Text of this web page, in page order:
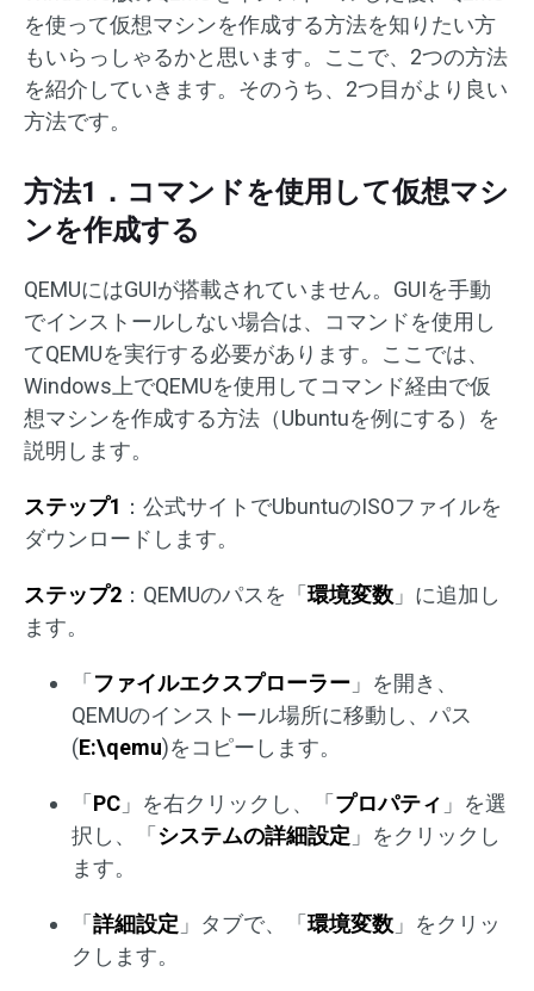
を使って仮想マシンを作成する方法を知りたい方
もいらっしゃるかと思います。ここで、2つの方法
を紹介していきます。そのうち、2つ目がより良い
方法です。
方法1．コマンドを使用して仮想マシ
ンを作成する
QEMUにはGUIが搭載されていません。GUIを手動
でインストールしない場合は、コマンドを使用し
てQEMUを実行する必要があります。ここでは、
Windows上でQEMUを使用してコマンド経由で仮
想マシンを作成する方法（Ubuntuを例にする）を
説明します。
ステップ1 ：公式サイトでUbuntuのISOファイルを
ダウンロードします。
ステップ2 ：QEMUのパスを「 環境変数 」に追加し
ます。
「 ファイルエクスプローラー 」を開き、
QEMUのインストール場所に移動し、パス
(E:\qemu)をコピーします。
「 PC 」を右クリックし、「 プロパティ 」を選
択し、「 システムの詳細設定 」をクリックし
ます。
「 詳細設定 」タブで、「 環境変数 」をクリッ
クします。